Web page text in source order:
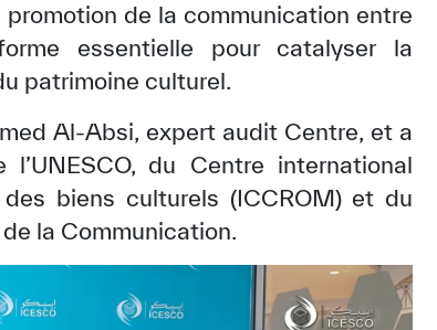
de la communication entre
essentielle pour catalyser la
patrimoine culturel.
Al-Absi, expert audit Centre, et a
du Centre international
biens culturels (ICCROM) et du
la Communication.